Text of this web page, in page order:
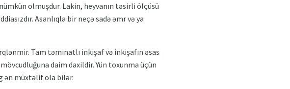
olmuşdur. Lakin, heyvanın təsirli ölçüsü
Asanlıqla bir neçə sadə əmr və ya
Tam təminatlı inkişaf və inkişafın əsas
daim daxildir. Yün toxunma üçün
ən müxtəlif ola bilər.